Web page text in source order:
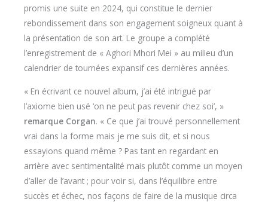
promis une suite en 2024, qui constitue le dernier
rebondissement dans son engagement soigneux quant à
la présentation de son art. Le groupe a complété
l’enregistrement de « Aghori Mhori Mei » au milieu d’un
calendrier de tournées expansif ces dernières années.
« En écrivant ce nouvel album, j’ai été intrigué par
l’axiome bien usé ‘on ne peut pas revenir chez soi’, »
remarque Corgan. « Ce que j’ai trouvé personnellement
vrai dans la forme mais je me suis dit, et si nous
essayions quand même ? Pas tant en regardant en
arrière avec sentimentalité mais plutôt comme un moyen
d’aller de l’avant ; pour voir si, dans l’équilibre entre
succès et échec, nos façons de faire de la musique circa